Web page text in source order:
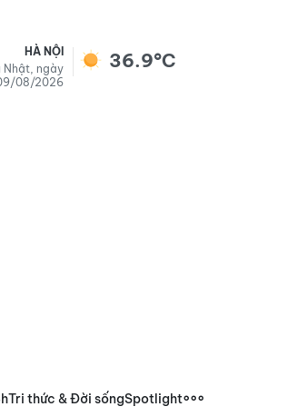
HÀ NỘI
Nhật, ngày
08/2026
36.9°C
Tri thức & Đời sốngSpotlight